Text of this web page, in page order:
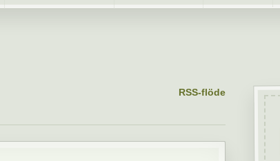
RSS-flöde